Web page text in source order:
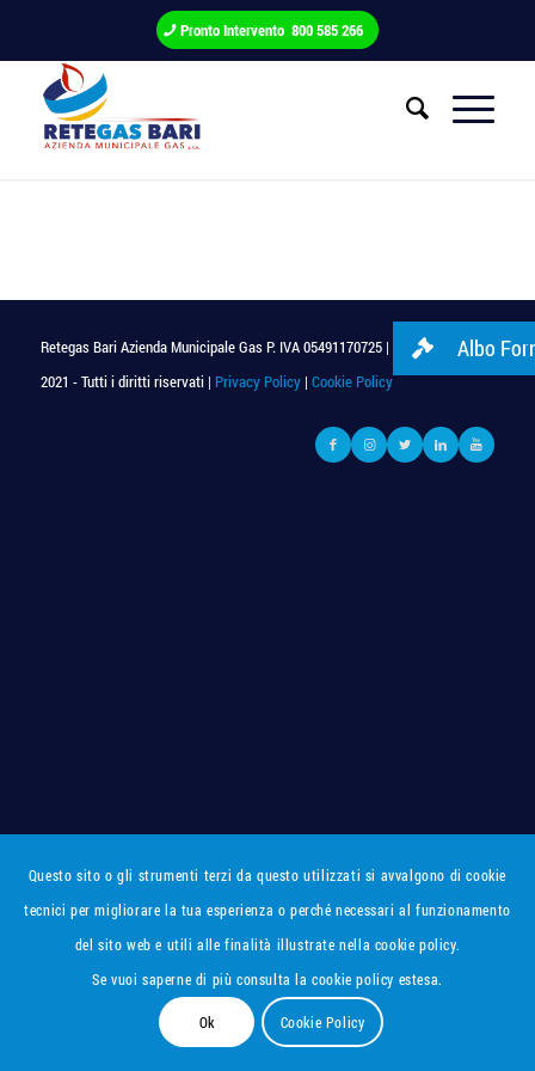
Pronto Intervento 800 585 266
Retegas Bari Azienda Municipale Gas P. IVA 05491170725 | © Copyright
2021 - Tutti i diritti riservati | Privacy Policy| Cookie Policy
Questo sito o gli strumenti terzi da questo utilizzati si avvalgono di cookie
tecnici per migliorare la tua esperienza o perché necessari al funzionamento
del sito web e utili alle finalità illustrate nella cookie policy.
Se vuoi saperne di più consulta la cookie policy estesa.
Ok Cookie Policy
Albo